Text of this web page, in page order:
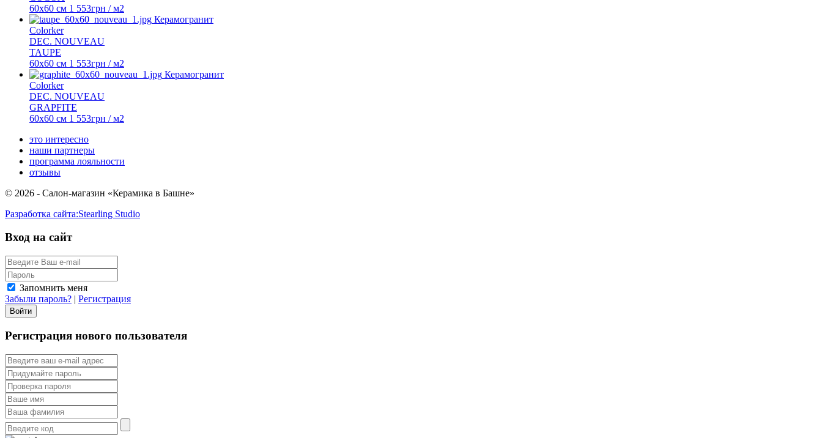
60x60 см 1 553грн / м2
Керамогранит
Colorker
DEC. NOUVEAU
TAUPE
60x60 см 1 553грн / м2
Керамогранит
Colorker
DEC. NOUVEAU
GRAPFITE
60x60 см 1 553грн / м2
это интересно
наши партнеры
программа лояльности
отзывы
© 2026 - Салон-магазин «Керамика в Башне»
Разработка сайта:Stearling Studio
Вход на сайт
Запомнить меня
Забыли пароль? | Регистрация
Регистрация нового пользователя